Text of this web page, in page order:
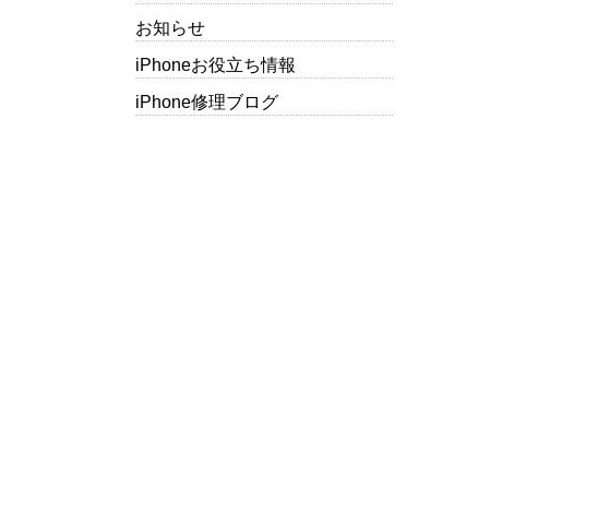
お知らせ
iPhoneお役立ち情報
iPhone修理ブログ